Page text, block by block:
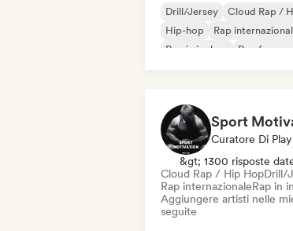
Drill/Jersey Cloud Rap /
Hip-hop
Rap
Rap in inglese
Rap francese
Curatore Di
&gt; 1300 risposte
Cloud Rap / Hip HopDrill/
Rap internazionaleRap in
Aggiungere artisti nelle
seguite